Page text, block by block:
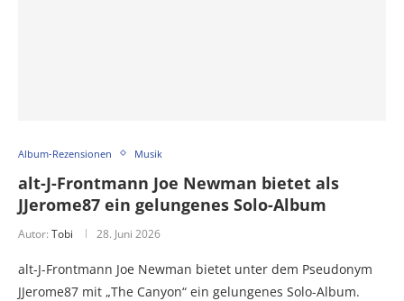
Album-Rezensionen Musik
alt-J-Frontmann Joe Newman bietet als
JJerome87 ein gelungenes Solo-Album
Autor: Tobi 28. Juni 2026
alt-J-Frontmann Joe Newman bietet unter dem Pseudonym
JJerome87 mit „The Canyon“ ein gelungenes Solo-Album.